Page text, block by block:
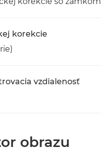
korekcie
vzdialenosť
obrazu